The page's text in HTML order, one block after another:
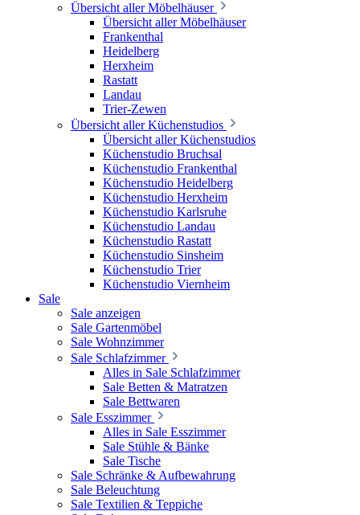
Übersicht aller Möbelhäuser
Übersicht aller Möbelhäuser
Frankenthal
Heidelberg
Herxheim
Rastatt
Landau
Trier-Zewen
Übersicht aller Küchenstudios
Übersicht aller Küchenstudios
Küchenstudio Bruchsal
Küchenstudio Frankenthal
Küchenstudio Heidelberg
Küchenstudio Herxheim
Küchenstudio Karlsruhe
Küchenstudio Landau
Küchenstudio Rastatt
Küchenstudio Sinsheim
Küchenstudio Trier
Küchenstudio Viernheim
Sale
Sale anzeigen
Sale Gartenmöbel
Sale Wohnzimmer
Sale Schlafzimmer
Alles in Sale Schlafzimmer
Sale Betten & Matratzen
Sale Bettwaren
Sale Esszimmer
Alles in Sale Esszimmer
Sale Stühle & Bänke
Sale Tische
Sale Schränke & Aufbewahrung
Sale Beleuchtung
Sale Textilien & Teppiche